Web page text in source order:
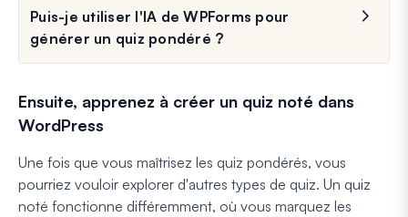
Puis-je utiliser l'IA de WPForms pour
générer un quiz pondéré ?
Ensuite, apprenez à créer un quiz noté dans
WordPress
Une fois que vous maîtrisez les quiz pondérés, vous
pourriez vouloir explorer d'autres types de quiz. Un quiz
noté fonctionne différemment, où vous marquez les